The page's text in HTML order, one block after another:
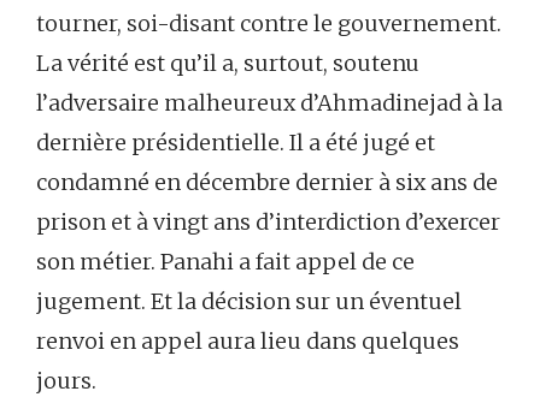
tourner, soi-disant contre le gouvernement.
La vérité est qu’il a, surtout, soutenu
l’adversaire malheureux d’Ahmadinejad à la
dernière présidentielle. Il a été jugé et
condamné en décembre dernier à six ans de
prison et à vingt ans d’interdiction d’exercer
son métier. Panahi a fait appel de ce
jugement. Et la décision sur un éventuel
renvoi en appel aura lieu dans quelques
jours.